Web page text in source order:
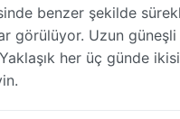
benzer şekilde
görülüyor. Uzun
her üç günde